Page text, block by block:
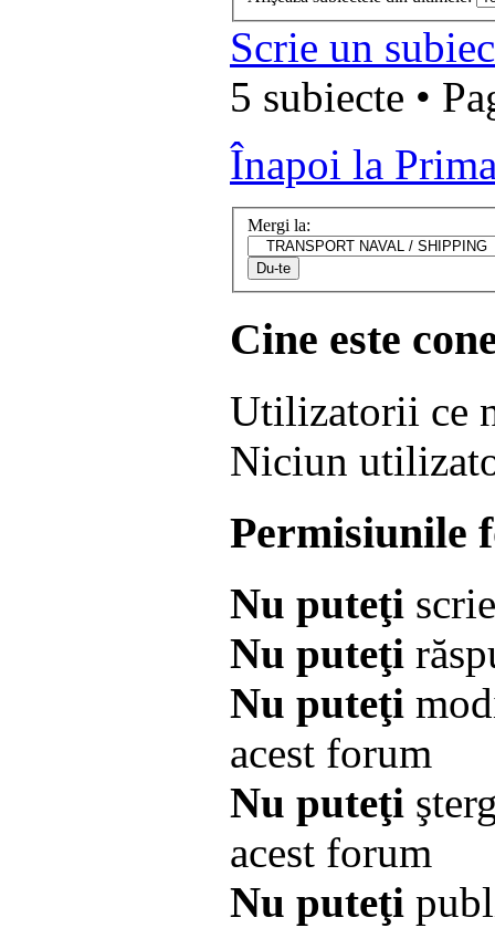
Scrie un
5 subiecte •
Înapoi la
Mergi la:
Cine este
Utilizatorii ce
Niciun
Permisiunile
Nu puteţi
Nu puteţi
Nu puteţi
acest forum
Nu puteţi
acest forum
Nu puteţi